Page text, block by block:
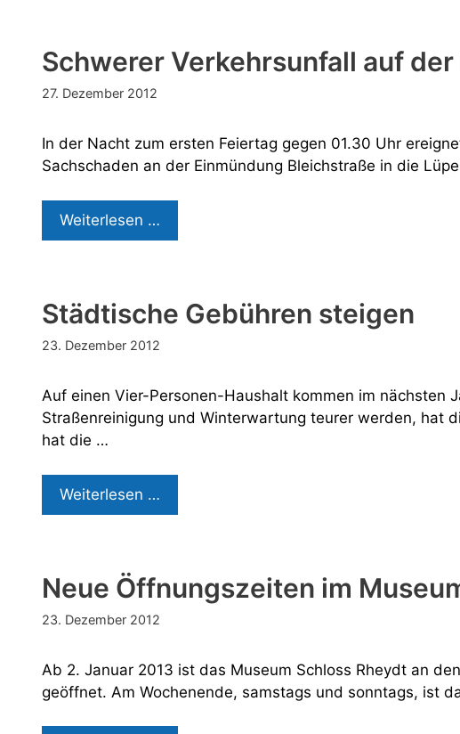
Schwerer Verkehrsunfall auf
27. Dezember 2012
In der Nacht zum ersten Feiertag gegen 01.30 Uhr
Sachschaden an der Einmündung Bleichstraße in die
Weiterlesen …
Verkehrsunfall
Lüpertzender
Straße
Städtische Gebühren steigen
23. Dezember 2012
Auf einen Vier-Personen-Haushalt kommen im nächsten
Straßenreinigung und Winterwartung teurer werden, hat
hat die …
Weiterlesen …
Gebühren
Neue Öffnungszeiten im
23. Dezember 2012
Ab 2. Januar 2013 ist das Museum Schloss Rheydt an
geöffnet. Am Wochenende, samstags und sonntags, ist